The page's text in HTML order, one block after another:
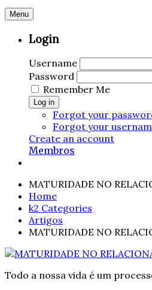
Menu
Login
Username
Password
Remember Me
Log in
Forgot your
Forgot your
Create an account
Membros
MATURIDADE NO
Home
k2 Categories
Artigos
MATURIDADE NO
Todo a nossa vida é um